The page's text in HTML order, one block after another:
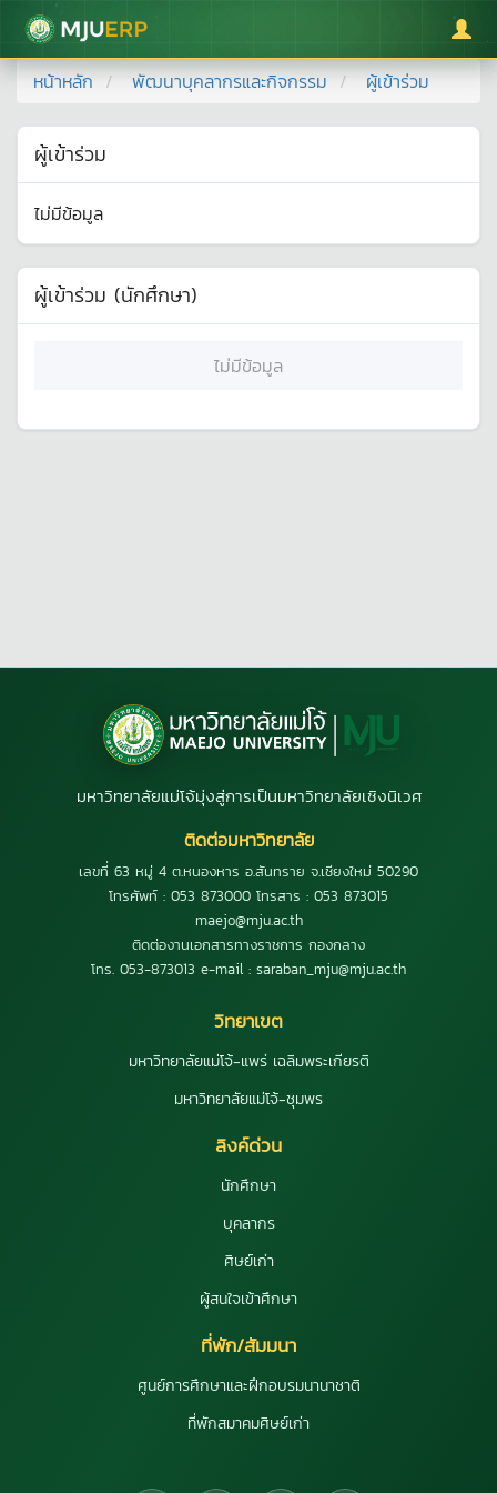
มหาวิทยาลัยแม่โจ้
หน้าหลัก พัฒนาบุคลากรและกิจกรรม ผู้เข้าร่วม
ผู้เข้าร่วม
ไม่มีข้อมูล
ผู้เข้าร่วม (นักศึกษา)
ไม่มีข้อมูล
มหาวิทยาลัยแม่โจ้มุ่งสู่การเป็นมหาวิทยาลัยเชิงนิเวศ
ติดต่อมหาวิทยาลัย
เลขที่ 63 หมู่ 4 ต.หนองหาร อ.สันทราย จ.เชียงใหม่ 50290
โทรศัพท์ : 053 873000 โทรสาร : 053 873015
maejo@mju.ac.th
ติดต่องานเอกสารทางราชการ กองกลาง
โทร. 053-873013 e-mail : saraban_mju@mju.ac.th
วิทยาเขต
มหาวิทยาลัยแม่โจ้-แพร่ เฉลิมพระเกียรติ
มหาวิทยาลัยแม่โจ้-ชุมพร
ลิงค์ด่วน
นักศึกษา
บุคลากร
ศิษย์เก่า
ผู้สนใจเข้าศึกษา
ที่พัก/สัมมนา
ศูนย์การศึกษาและฝึกอบรมนานาชาติ
ที่พักสมาคมศิษย์เก่า